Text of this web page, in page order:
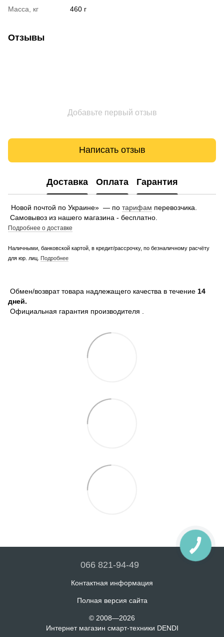
Масса, кг 460 г
Отзывы
Добавьте первый отзыв
Написать отзыв
Доставка Оплата Гарантия
Новой почтой по Украине» — по тарифам перевозчика.
Самовывоз из нашего магазина - бесплатно.
Подробнее о доставке
Наличными, банковской картой, в кредит/рассрочку, по безналичному расчёту
для юр. лиц. Подробнее
Обмен/возврат товара надлежащего качества в течение 14
дней.
Официальная гарантия производителя .
066 821-94-49
Контактная информация
Полная версия сайта
© 2008—2026
Интернет магазин смарт-техники DENDI